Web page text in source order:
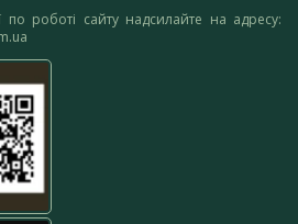
по роботі сайту надсилайте на адресу: